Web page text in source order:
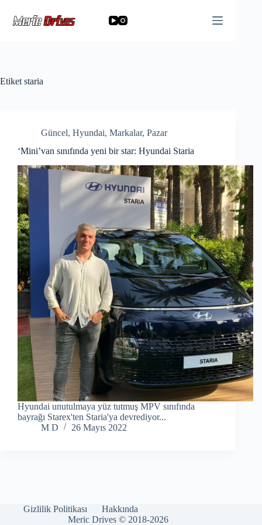
content
Etiket staria
Güncel, Hyundai, Markalar, Pazar
‘Mini’van sınıfında yeni bir star: Hyundai Staria
Hyundai unutulmaya yüz tutmuş MPV sınıfında
bayrağı Starex'ten Staria'ya devrediyor...
M D
26 Mayıs 2022
Gizlilik Politikası
Hakkında
Meric Drives © 2018-2026